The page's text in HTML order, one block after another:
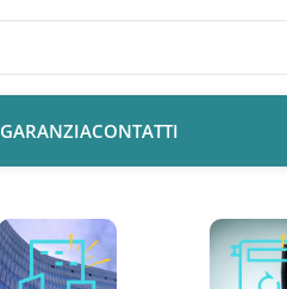
GARANZIACONTATTI